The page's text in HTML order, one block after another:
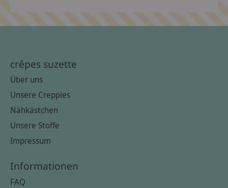
crêpes suzette
Über uns
Unsere Creppies
Nähkästchen
Unsere Stoffe
Impressum
Informationen
FAQ